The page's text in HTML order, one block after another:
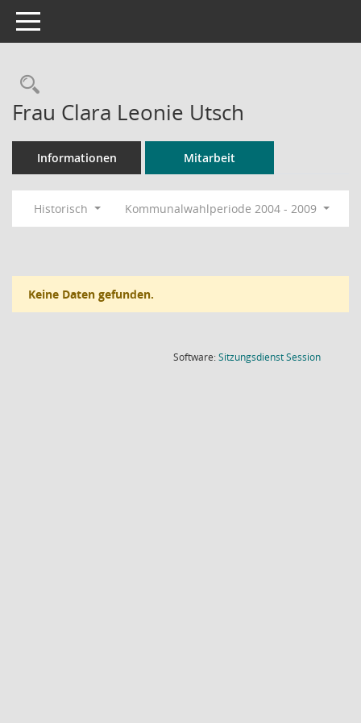
Toggle navigation
Rechercheauswahl
Frau Clara Leonie Utsch
Informationen Mitarbeit
Historisch Kommunalwahlperiode 2004 - 2009
Keine Daten gefunden.
Software:SitzungsdienstSession(Wird in